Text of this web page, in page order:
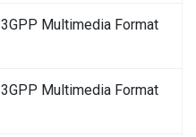
3GPP Multimedia Format
3GPP Multimedia Format